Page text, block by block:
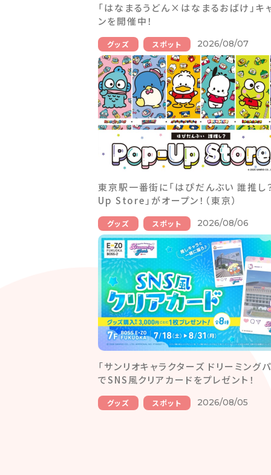
「はなまるうどん×はなまるおばけ」キ
ンを開催中！
グッズ スポット 2026/08/07
東京駅一番街に「はぴだんぶい 誰推
Up Store」がオープン！（東京）
グッズ スポット 2026/08/06
「サンリオキャラクターズ ドリーミング
でSNS風クリアカードをプレゼント！
グッズ スポット 2026/08/05